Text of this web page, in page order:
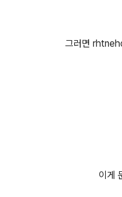
그러면
이게